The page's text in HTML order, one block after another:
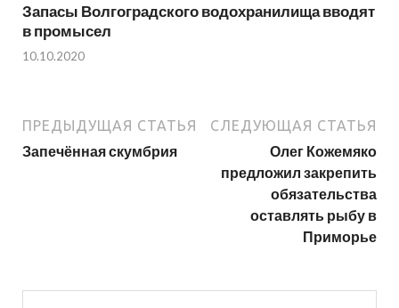
Запасы Волгоградского водохранилища вводят
в промысел
10.10.2020
ПРЕДЫДУЩАЯ СТАТЬЯ
Запечённая скумбрия
СЛЕДУЮЩАЯ СТАТЬЯ
Олег Кожемяко
предложил закрепить
обязательства
оставлять рыбу в
Приморье